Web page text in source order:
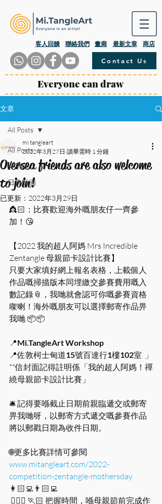
​客人回饋 畫廊
聯絡我們 最新文章 商店
Contact Us
Everyone can draw
文章
All Posts
Mi.Talk
日常點滴
All Posts
Oversea friends are also welcome
to join!
mi tangleart
2022年3月27日 讀畢需時 1 分鐘
已更新： 2022年3月29日
👸🏻：比賽歡迎海外嘅朋友仔一齊參
加！😘
【2022 我的超人阿媽 Mrs Incredible
Zentangle 母親節卡設計比賽】
只要大家填好網上報名表格，上載個人
作品嘅掃描版本同埋繳交參賽費用嘅入
數記錄📎，我哋就會認可你嘅參賽資格
㗎喇！海外嘅朋友可以選擇郵寄作品畀
我哋 📦📦
📍Mi.TangleArt Workshop
📍佐敦柯士甸道15號百達行1樓102室 」
**信封面記得註明係「我的超人阿媽！禪
繞母親節卡設計比賽」
🛎 記得要喺截止日期前親臨遞交或郵寄
畀我哋呀，以郵寄方式遞交嘅參賽作品
將以郵戳日期為收件日期。
🌐更多比賽詳情可參閱
www.mitangleart.com/2022-
competition-zentangle-mothersday
👩🏻‍💻👨🏻‍💻